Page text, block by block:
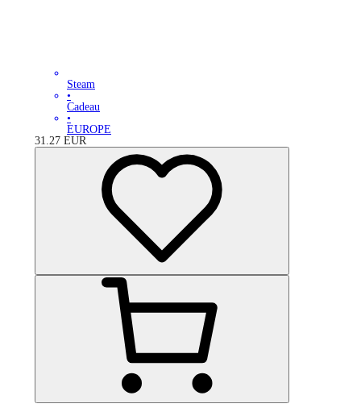
Steam
•
Cadeau
•
EUROPE
31.27 EUR